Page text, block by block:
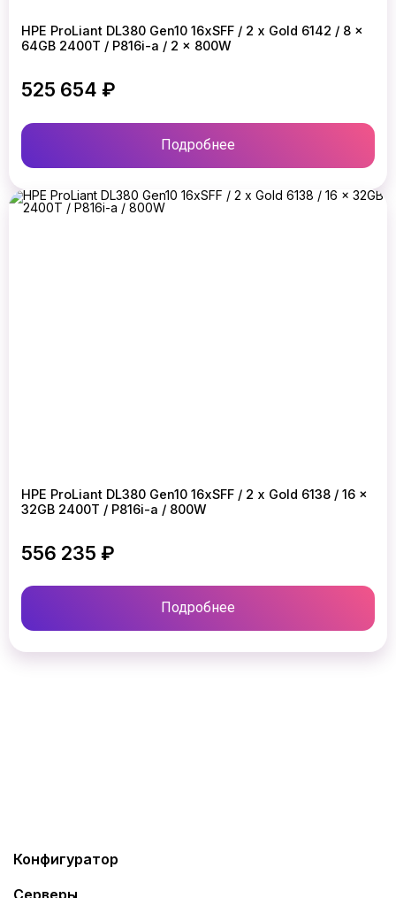
HPE ProLiant DL380 Gen10 16xSFF / 2 x Gold 6142 / 8 x
64GB 2400T / P816i-a / 2 x 800W
525 654 ₽
Подробнее
HPE ProLiant DL380 Gen10 16xSFF / 2 x Gold 6138 / 16 x
32GB 2400T / P816i-a / 800W
556 235 ₽
Подробнее
Конфигуратор
Серверы